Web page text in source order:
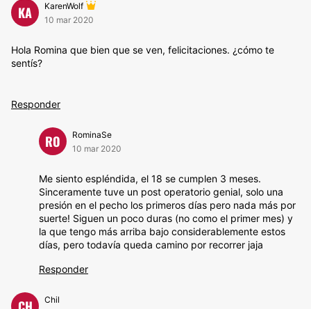
KA
KarenWolf
10 mar 2020
Hola Romina que bien que se ven, felicitaciones. ¿cómo te
sentís?
Responder
RO
RominaSe
10 mar 2020
Me siento espléndida, el 18 se cumplen 3 meses.
Sinceramente tuve un post operatorio genial, solo una
presión en el pecho los primeros días pero nada más por
suerte! Siguen un poco duras (no como el primer mes) y
la que tengo más arriba bajo considerablemente estos
días, pero todavía queda camino por recorrer jaja
Responder
Chil